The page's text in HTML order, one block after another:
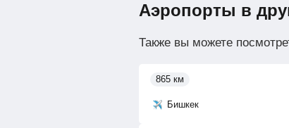
Аэропорты в
Также вы можете
Бишкек
865 км